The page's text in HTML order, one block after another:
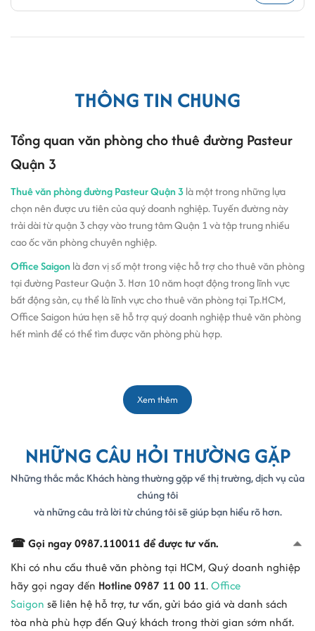
THÔNG TIN CHUNG
Tổng quan văn phòng cho thuê đường Pasteur
Quận 3
Thuê văn phòng đường Pasteur Quận 3là một trong những lựa
chọn nên được ưu tiên của quý doanh nghiệp. Tuyến đường này
trải dài từ quận 3 chạy vào trung tâm Quận 1 và tập trung nhiều
cao ốc văn phòng chuyên nghiệp.
Office Saigonlà đơn vị số một trong việc hỗ trợ cho thuê văn phòng
tại đường Pasteur Quận 3. Hơn 10 năm hoạt động trong lĩnh vực
bất động sản, cụ thể là lĩnh vực cho thuê văn phòng tại Tp.HCM,
Office Saigon hứa hẹn sẽ hỗ trợ quý doanh nghiệp thuê văn phòng
hết mình để có thể tìm được văn phòng phù hợp.
Quận 3
Tòa nhà nổi bật
Pasteur Tower, 135A Pasteur Building, Yola Tower
Diện tích trống
Liên hệ xem văn phòng 0987 110011
>> Xem thêm:Danh sách cácvăn phòng cho thuê Quận 3
Vị trí đường Pasteur quận 3
Đường Pasteurđường một chiều, bắt đầu từ đường Võ Văn Kiệt ven
rạch Bến Nghéthuộc Quận 1.
Vị trí đường Pasteur vô cùng đẹp, không những nối liền Quận 1 mà
Xem thêm
NHỮNG CÂU HỎI THƯỜNG GẶP
Những thắc mắc Khách hàng thường gặp về thị trường, dịch vụ của
chúng tôi
và những câu trả lời từ chúng tôi sẽ giúp bạn hiểu rõ hơn.
☎ Gọi ngay 0987.110011 để được tư vấn.
Khi có nhu cầu thuê văn phòng tại HCM, Quý doanh nghiệp
hãy gọi ngay đến Hotline 0987 11 00 11.Office
Saigon sẽ liên hệ hỗ trợ, tư vấn, gửi báo giá và danh sách
tòa nhà phù hợp đến Quý khách trong thời gian sớm nhất.